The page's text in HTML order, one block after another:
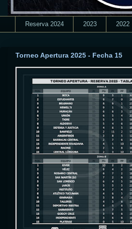
Reserva 2024 2023 2022
Torneo Apertura 2025 - Fecha 15